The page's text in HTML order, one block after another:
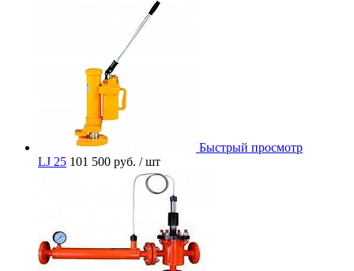
Быстрый просмотр
LJ 25 101 500 руб. / шт